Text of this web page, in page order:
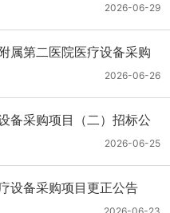
2026-06-29
属第二医院医疗设备采购
2026-06-26
备采购项目（二）招标公
2026-06-25
设备采购项目更正公告